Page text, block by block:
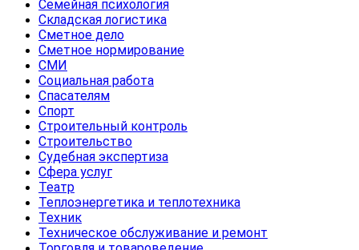
Семейная психология
Складская логистика
Сметное дело
Сметное нормирование
СМИ
Социальная работа
Спасателям
Спорт
Строительный контроль
Строительство
Судебная экспертиза
Сфера услуг
Театр
Теплоэнергетика и теплотехника
Техник
Техническое обслуживание и ремонт